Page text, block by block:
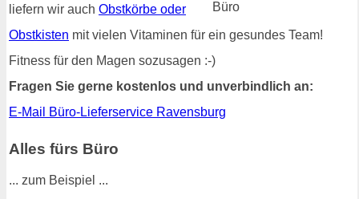
liefern wir auch Obstkörbe oder
Obstkisten mit vielen Vitaminen für ein gesundes Team!
Fitness für den Magen sozusagen :-)
Fragen Sie gerne kostenlos und unverbindlich an:
E-Mail Büro-Lieferservice Ravensburg
Alles fürs Büro
... zum Beispiel ...